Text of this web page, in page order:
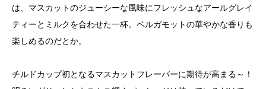
は、マスカットのジューシーな風味にフレッシュなアールグレイ
ティーとミルクを合わせた一杯。ベルガモットの華やかな香りも
楽しめるのだとか。
チルドカップ初となるマスカットフレーバーに期待が高まる～！